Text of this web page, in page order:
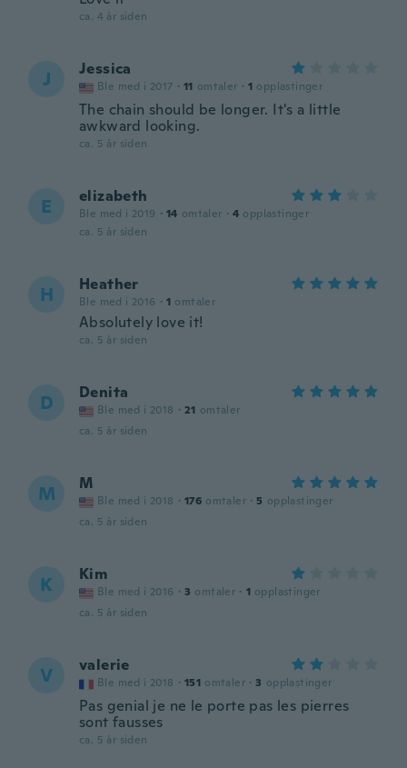
ca. 4 år siden
J Jessica
Ble med i 2017 · 11 omtaler · 1 opplastinger
The chain should be longer. It's a little
awkward looking.
ca. 5 år siden
E elizabeth
Ble med i 2019 · 14 omtaler · 4 opplastinger
ca. 5 år siden
H Heather
Ble med i 2016 · 1 omtaler
Absolutely love it!
ca. 5 år siden
D Denita
Ble med i 2018 · 21 omtaler
ca. 5 år siden
M M
Ble med i 2018 · 176 omtaler · 5 opplastinger
ca. 5 år siden
K Kim
Ble med i 2016 · 3 omtaler · 1 opplastinger
ca. 5 år siden
V valerie
Ble med i 2018 · 151 omtaler · 3 opplastinger
Pas genial je ne le porte pas les pierres
sont fausses
ca. 5 år siden